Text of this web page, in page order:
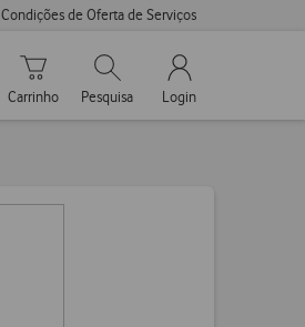
Condições de Oferta de Serviços
Carrinho de compras
Carrinho
Pesquisar
Pesquisa
My Vodafone
Login